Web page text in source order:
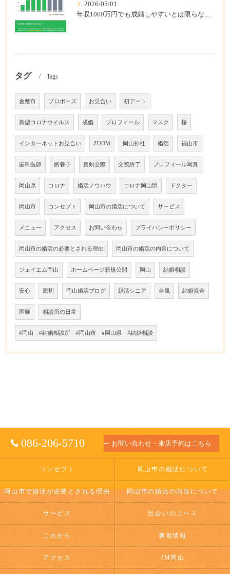
2026/05/01
年収1000万円でも成婚しやすいとは限らない? 「年収帯別の成婚率」のリアル
タグ Tags
倉敷市 プロポーズ お見合い 初デート
新型コロナウイルス 成婚 プロフィール マスク 桜
インターネットお見合い ZOOM 岡山神社 婚活 福山市
歯科医師 婿養子 真剣交際 交際終了 プロフィール写真
岡山県 コロナ 婚活ノウハウ コロナ岡山県 ドクター
岡山市 コンセプト 岡山市の婚活について サービス
メニュー アクセス お問い合わせ プライバシーポリシー
岡山市の婚活の必要とされる理由 岡山市の婚活の内容について
ジェイエム岡山 ホームページ新規公開 岡山 結婚相談
安心 親切 岡山婚活ブログ 婚活シニア 台風 結婚資金
医師 相談所の日常
#岡山 #結婚相談所 #岡山市 #岡山県 #結婚相談
086-206-5710 お問い合わせ・来店予約はこちら
コンセプト 岡山市の婚活について
岡山市で婚活が必要とされる理由 岡山市の婚活の内容について
サービス 出会いのコース
これから 新着情報
アクセス JM岡山